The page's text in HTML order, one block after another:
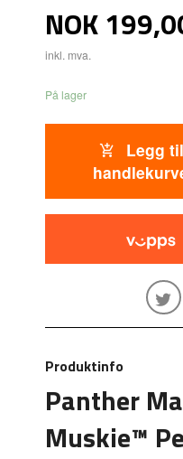
Pris
NOK
inkl. mva.
På lager
Legg
Produktinfo
Panther
Muskie™